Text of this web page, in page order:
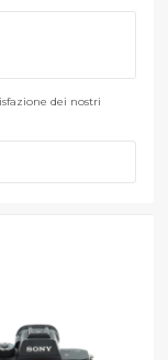
dei nostri